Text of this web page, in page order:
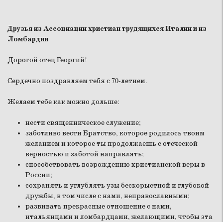
Друзья из Ассоциации христиан трудящихся Италии и из
Ломбардии
Дорогой отец Георгий!
Сердечно поздравляем тебя с 70-летием.
Желаем тебе как можно дольше:
нести священническое служение;
заботливо вести Братство, которое родилось твоим
желанием и которое ты продолжаешь с отеческой
верностью и заботой направлять;
способствовать возрождению христианской веры в
России;
сохранять и углублять узы бескорыстной и глубокой
дружбы, в том числе с нами, неправославными;
развивать прекрасные отношение с нами,
итальянцами и ломбардцами, желающими, чтобы эта